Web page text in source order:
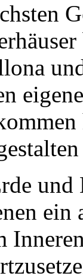
ein